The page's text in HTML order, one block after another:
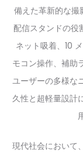
備えた革新的な撮
配信スタンドの
ネット吸着、10
モコン操作、補助
ユーザーの多様な
久性と超軽量設計
現代社会において